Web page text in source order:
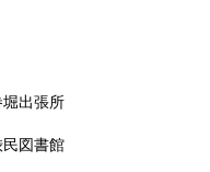
堀出張所
民図書館